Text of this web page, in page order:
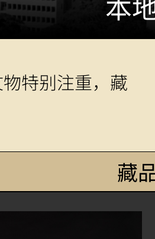
特别注重，藏
藏